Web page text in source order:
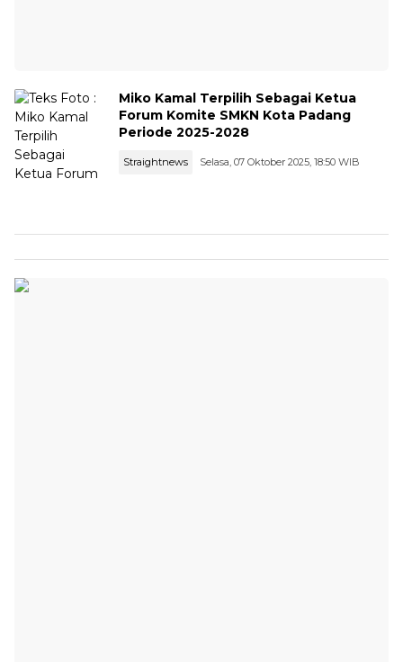
Miko Kamal Terpilih Sebagai Ketua
Forum Komite SMKN Kota Padang
Periode 2025-2028
Straightnews Selasa, 07 Oktober 2025, 18:50 WIB